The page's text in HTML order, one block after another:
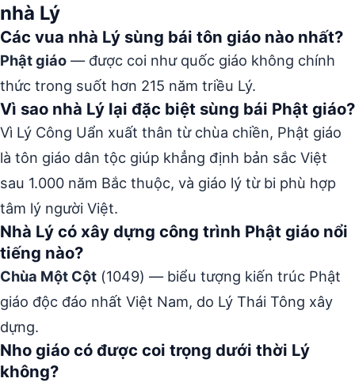
nhà Lý
Các vua nhà Lý sùng bái tôn giáo nào nhất?
Phật giáo — được coi như quốc giáo không chính
thức trong suốt hơn 215 năm triều Lý.
Vì sao nhà Lý lại đặc biệt sùng bái Phật giáo?
Vì Lý Công Uẩn xuất thân từ chùa chiền, Phật giáo
là tôn giáo dân tộc giúp khẳng định bản sắc Việt
sau 1.000 năm Bắc thuộc, và giáo lý từ bi phù hợp
tâm lý người Việt.
Nhà Lý có xây dựng công trình Phật giáo nổi
tiếng nào?
Chùa Một Cột (1049) — biểu tượng kiến trúc Phật
giáo độc đáo nhất Việt Nam, do Lý Thái Tông xây
dựng.
Nho giáo có được coi trọng dưới thời Lý
không?